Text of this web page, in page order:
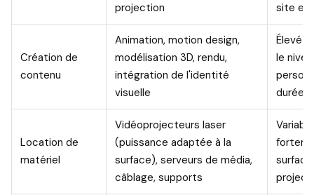
projection
site et
Création de
contenu
Animation, motion design,
modélisation 3D, rendu,
intégration de l'identité
visuelle
Élevé
le
durée
Location de
matériel
Vidéoprojecteurs laser
(puissance adaptée à la
surface), serveurs de média,
câblage, supports